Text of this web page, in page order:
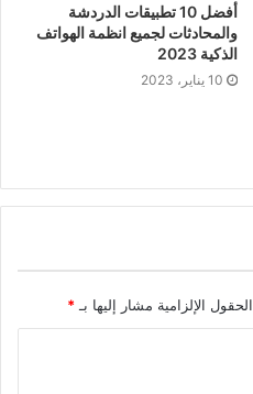
أفضل 10 تطبيقات الدردشة
والمحادثات لجميع انظمة الهواتف
الذكية 2023
10 يناير، 2023
الحقول الإلزامية مشار إليها بـ *